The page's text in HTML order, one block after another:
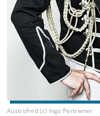
Austrofred (c) Ingo Pertramer